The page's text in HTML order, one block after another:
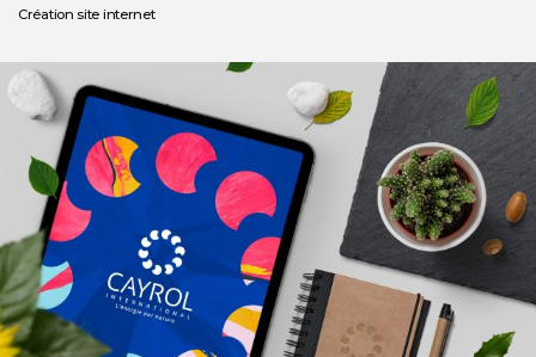
Création site internet